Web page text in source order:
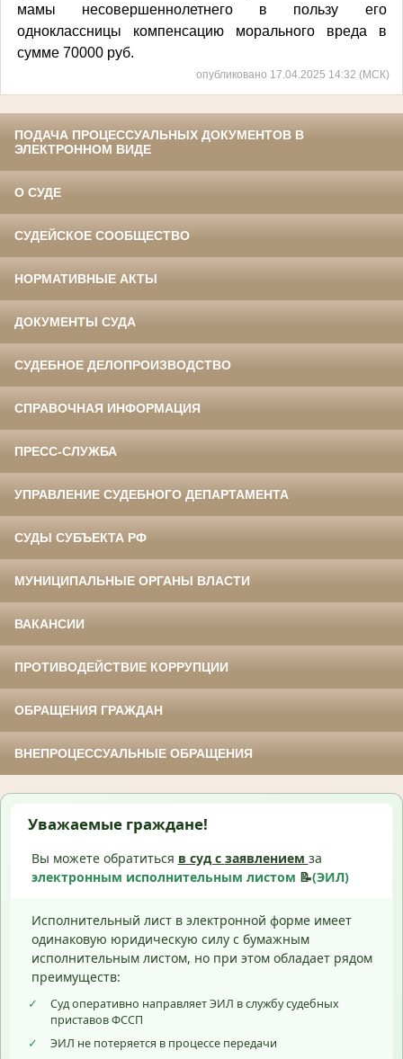
мамы несовершеннолетнего в пользу его
одноклассницы компенсацию морального вреда в
сумме 70000 руб.
опубликовано 17.04.2025 14:32 (МСК)
ПОДАЧА ПРОЦЕССУАЛЬНЫХ ДОКУМЕНТОВ В
ЭЛЕКТРОННОМ ВИДЕ
О СУДЕ
СУДЕЙСКОЕ СООБЩЕСТВО
НОРМАТИВНЫЕ АКТЫ
ДОКУМЕНТЫ СУДА
СУДЕБНОЕ ДЕЛОПРОИЗВОДСТВО
СПРАВОЧНАЯ ИНФОРМАЦИЯ
ПРЕСС-СЛУЖБА
УПРАВЛЕНИЕ СУДЕБНОГО ДЕПАРТАМЕНТА
СУДЫ СУБЪЕКТА РФ
МУНИЦИПАЛЬНЫЕ ОРГАНЫ ВЛАСТИ
ВАКАНСИИ
ПРОТИВОДЕЙСТВИЕ КОРРУПЦИИ
ОБРАЩЕНИЯ ГРАЖДАН
ВНЕПРОЦЕССУАЛЬНЫЕ ОБРАЩЕНИЯ
Уважаемые граждане!
Вы можете обратиться в суд с заявлением за
электронным исполнительным листом 📝(ЭИЛ)
Исполнительный лист в электронной форме имеет
одинаковую юридическую силу с бумажным
исполнительным листом, но при этом обладает рядом
преимуществ:
✓
Суд оперативно направляет ЭИЛ в службу судебных
приставов ФССП
✓
ЭИЛ не потеряется в процессе передачи